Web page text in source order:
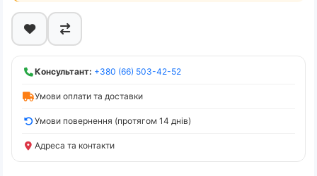
Консультант: +380 (66) 503-42-52
Умови оплати та доставки
Умови повернення (протягом 14 днів)
Адреса та контакти